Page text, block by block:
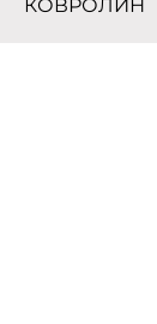
КОВРОЛИН